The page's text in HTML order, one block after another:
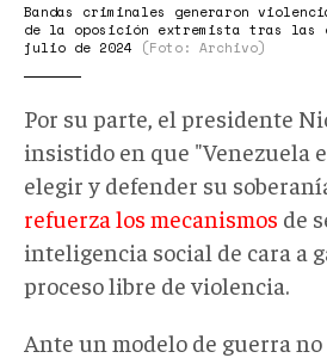
Bandas criminales generaron
de la oposición extremista tras las
julio de 2024 (Foto: Archivo)
Por su parte, el presidente
insistido en que "Venezuela
elegir y defender su
refuerza los mecanismos de
inteligencia social de cara a
proceso libre de violencia.
Ante un modelo de guerra